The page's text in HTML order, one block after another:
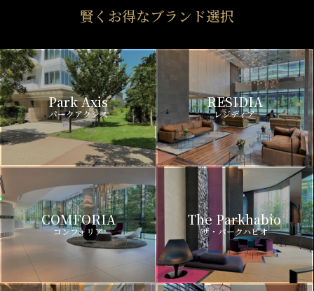
賢くお得なブランド選択
Park Axis
パークアクシス
RESIDIA
レジディア
COMFORIA
コンフォリア
The Parkhabio
ザ・パークハビオ